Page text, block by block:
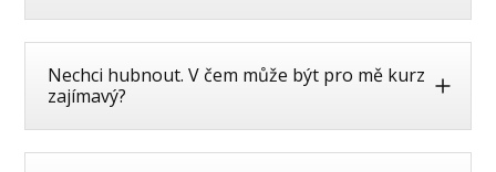
Nechci hubnout. V čem může být pro mě kurz
zajímavý?